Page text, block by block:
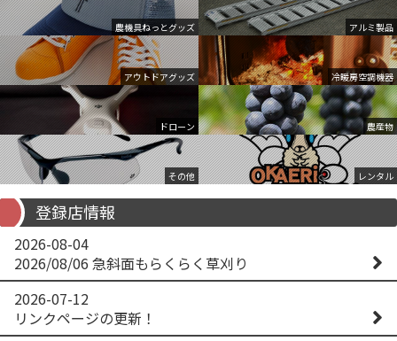
農機具ねっとグッズ アルミ製品
アウトドアグッズ 冷暖房空調機器
ドローン 農産物
その他 レンタル
登録店情報
2026-08-04
2026/08/06 急斜面もらくらく草刈り
2026-07-12
リンクページの更新！